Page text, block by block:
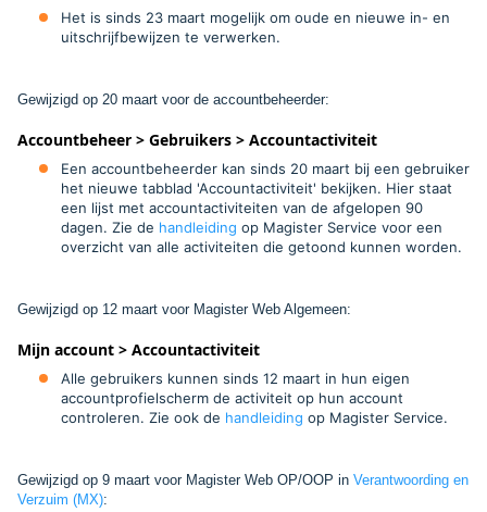
Het is sinds 23 maart mogelijk om oude en nieuwe in- en
uitschrijfbewijzen te verwerken.
Gewijzigd op 20 maart voorde accountbeheerder:
Accountbeheer > Gebruikers > Accountactiviteit
Een accountbeheerder kan sinds 20 maart bij een gebruiker
het nieuwe tabblad 'Accountactiviteit' bekijken. Hier staat
een lijst met accountactiviteiten van de afgelopen 90
dagen. Zie de handleiding op Magister Service voor een
overzicht van alle activiteiten die getoond kunnen worden.
Gewijzigd op 12 maart voorMagister Web Algemeen:
Mijn account > Accountactiviteit
Alle gebruikers kunnen sinds 12 maart in hun eigen
accountprofielscherm de activiteit op hun account
controleren. Zie ook de handleiding op Magister Service.
Gewijzigd op 9 maart voorMagister Web OP/OOP in Verantwoording en
Verzuim (MX):